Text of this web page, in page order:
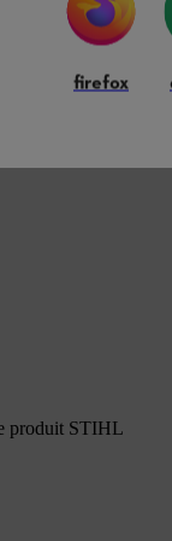
produit STIHL
firefox